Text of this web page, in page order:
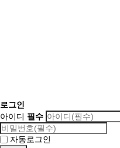
로그인
아이디 필수
자동로그인